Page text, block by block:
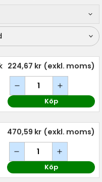
224,67 kr (exkl. moms)
Köp
470,59 kr (exkl. moms)
Köp